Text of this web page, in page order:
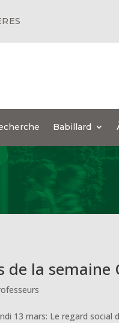
Babillard
de la semaine
13 mars: Le regard